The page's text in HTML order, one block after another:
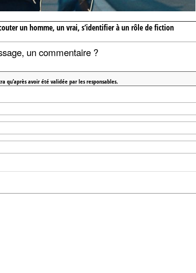
un homme, un vrai, s’identifier à un rôle de fiction
un commentaire ?
qu’après avoir été validée par les responsables.